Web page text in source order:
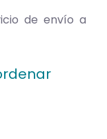
de envío a